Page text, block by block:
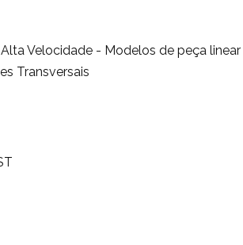
Velocidade - Modelos de peça linear
Transversais